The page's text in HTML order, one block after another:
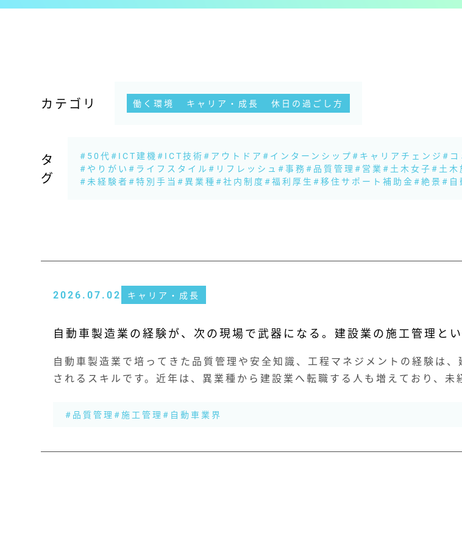
カテゴリ 働く環境 キャリア・成長 休日の過ごし方
タ
グ
#50代#ICT建機#ICT技術#アウトドア#インターンシップ#キャリアチェンジ#コ
#やりがい#ライフスタイル#リフレッシュ#事務#品質管理#営業#土木女子#土木
#未経験者#特別手当#異業種#社内制度#福利厚生#移住サポート補助金#絶景#自
2026.07.02 キャリア・成長
自動車製造業の経験が、次の現場で武器になる。建設業の施工管理と
自動車製造業で培ってきた品質管理や安全知識、工程マネジメントの経験は
されるスキルです。近年は、異業種から建設業へ転職する人も増えており、未
#品質管理#施工管理#自動車業界